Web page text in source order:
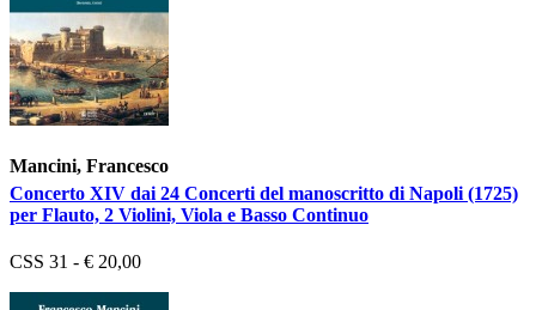
Mancini, Francesco
Concerto XIV dai 24 Concerti del manoscritto di Napoli (1725)
per Flauto, 2 Violini, Viola e Basso Continuo
CSS 31 - € 20,00